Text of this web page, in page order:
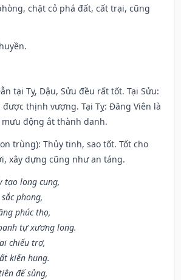
chặt cỏ phá đất, cất trại, cũng
tại Tỵ, Dậu, Sửu đều rất tốt. Tại Sửu:
thịnh vượng. Tại Tỵ: Đăng Viên là
động ắt thành danh.
trùng): Thủy tinh, sao tốt. Tốt cho
xây dựng cũng như an táng.
tạo long cung,
phong,
phúc thọ,
tự xương long.
chiếu trợ,
kiến hung.
đế sủng,